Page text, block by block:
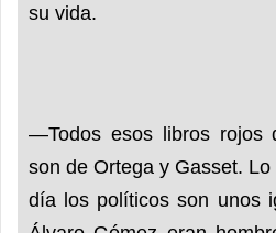
su vida.
—Todos esos libros rojos
son de Ortega y Gasset.
día los políticos son unos